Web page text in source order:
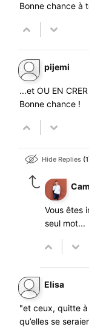
Bonne chance à
pijemi
...et OU EN
Bonne chance !
Hide Replies 1
Vous êtes
seul mot...
Elisa
"et ceux, quitte
qu’elles se